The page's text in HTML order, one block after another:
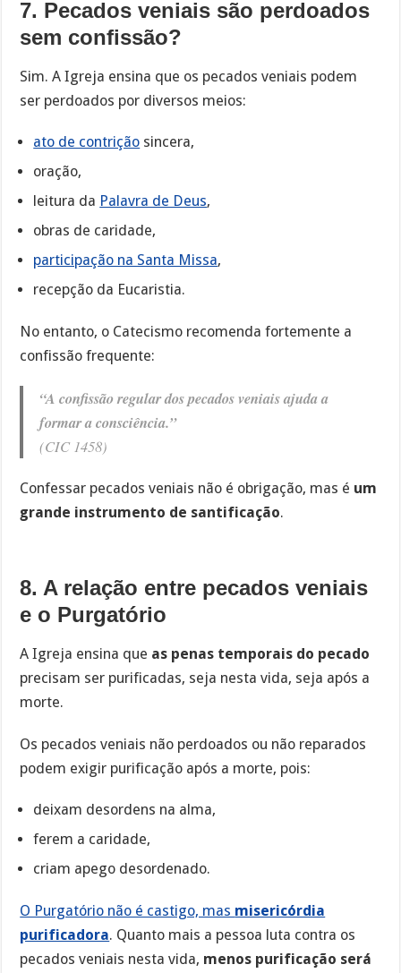
7. Pecados veniais são perdoados
sem confissão?
Sim. A Igreja ensina que os pecados veniais podem
ser perdoados por diversos meios:
ato de contrição sincera,
oração,
leitura da Palavra de Deus,
obras de caridade,
participação na Santa Missa,
recepção da Eucaristia.
No entanto, o Catecismo recomenda fortemente a
confissão frequente:
“A confissão regular dos pecados veniais ajuda a
formar a consciência.”
(CIC 1458)
Confessar pecados veniais não é obrigação, mas é um
grande instrumento de santificação.
8. A relação entre pecados veniais
e o Purgatório
A Igreja ensina que as penas temporais do pecado
precisam ser purificadas, seja nesta vida, seja após a
morte.
Os pecados veniais não perdoados ou não reparados
podem exigir purificação após a morte, pois:
deixam desordens na alma,
ferem a caridade,
criam apego desordenado.
O Purgatório não é castigo, mas misericórdia
purificadora. Quanto mais a pessoa luta contra os
pecados veniais nesta vida, menos purificação será